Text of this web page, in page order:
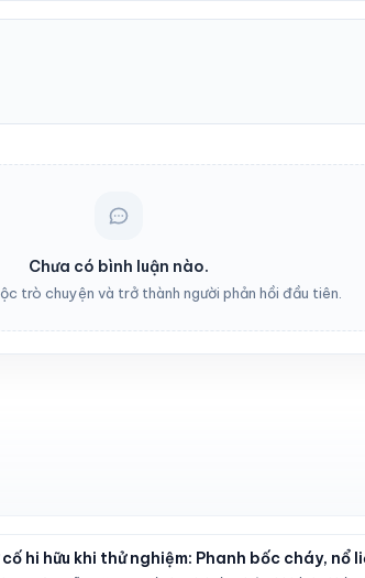
Chưa có bình luận nào.
trò chuyện và trở thành người phản hồi đầu tiên.
hi hữu khi thử nghiệm: Phanh bốc cháy, nổ